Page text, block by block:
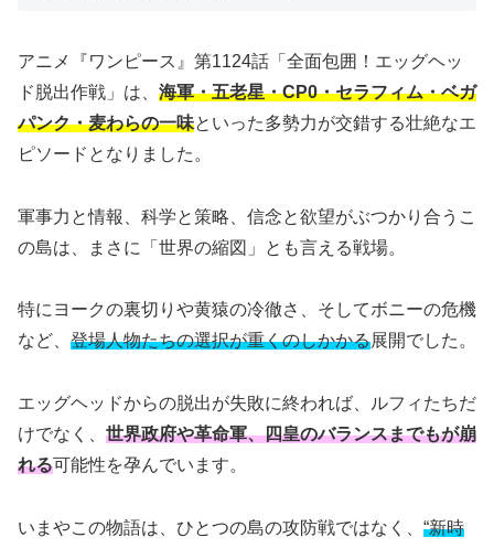
アニメ『ワンピース』第1124話「全面包囲！エッグヘッ
ド脱出作戦」は、 海軍・五老星・CP0・セラフィム・ベガ
パンク・麦わらの一味といった多勢力が交錯する壮絶なエ
ピソードとなりました。
軍事力と情報、科学と策略、信念と欲望がぶつかり合うこ
の島は、まさに「世界の縮図」とも言える戦場。
特にヨークの裏切りや黄猿の冷徹さ、そしてボニーの危機
など、 登場人物たちの選択が重くのしかかる展開でした。
エッグヘッドからの脱出が失敗に終われば、ルフィたちだ
けでなく、 世界政府や革命軍、四皇のバランスまでもが崩
れる可能性を孕んでいます。
いまやこの物語は、ひとつの島の攻防戦ではなく、 “新時